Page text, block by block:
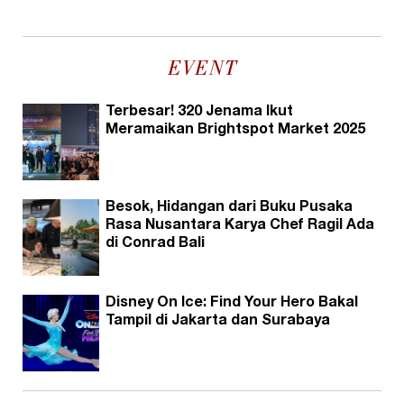
EVENT
Terbesar! 320 Jenama Ikut
Meramaikan Brightspot Market 2025
Besok, Hidangan dari Buku Pusaka
Rasa Nusantara Karya Chef Ragil Ada
di Conrad Bali
Disney On Ice: Find Your Hero Bakal
Tampil di Jakarta dan Surabaya